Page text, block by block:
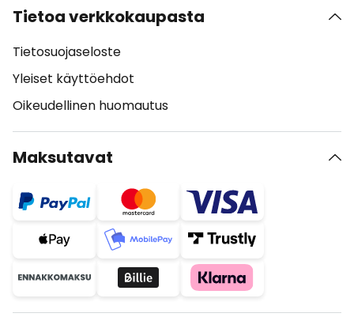
Tietoa verkkokaupasta
Tietosuojaseloste
Yleiset käyttöehdot
Oikeudellinen huomautus
Maksutavat